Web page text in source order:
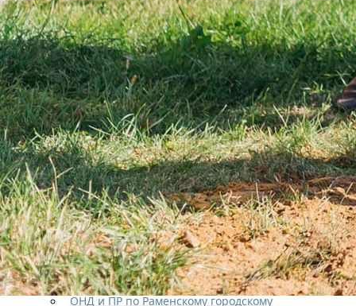
Территориальная избирательная
комиссия
Контрольно — счетная палата
Прокуратура города Жуковского
Главное управление регионального
государственного жилищного надзора и
содержания территорий Московской
области
Госстройнадзор Московской области
Муниципальное учреждение «Дирекция
централизованного обеспечения
городского округа Жуковский Московской
области» (МУ «ДЦО»)
Центр «Мои документы» г.о. Жуковский
Опека
Социальный фонд России
Новости СФР
Центр занятости населения Московской
области
ОНД и ПР по Раменскому городскому